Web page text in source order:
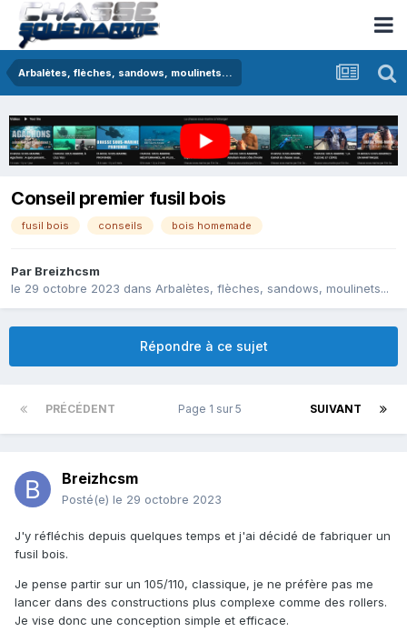
Arbalètes, flèches, sandows, moulinets...
Conseil premier fusil bois
fusil bois conseils bois homemade
Par Breizhcsm
le 29 octobre 2023 dans Arbalètes, flèches, sandows, moulinets...
Répondre à ce sujet
PRÉCÉDENT SUIVANT
Page 1 sur 5
Breizhcsm
Posté(e) le 29 octobre 2023
J'y réfléchis depuis quelques temps et j'ai décidé de fabriquer un
fusil bois.
Je pense partir sur un 105/110, classique, je ne préfère pas me
lancer dans des constructions plus complexe comme des rollers.
Je vise donc une conception simple et efficace.